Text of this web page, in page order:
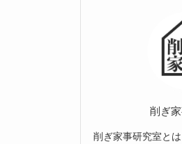
削ぎ
削ぎ家事研究室と